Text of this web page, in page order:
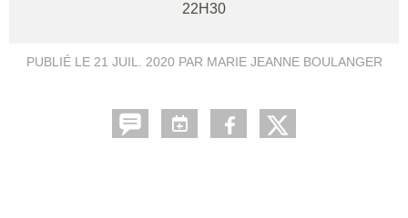
22H30
PUBLIÉ LE 21 JUIL. 2020 PAR MARIE JEANNE BOULANGER